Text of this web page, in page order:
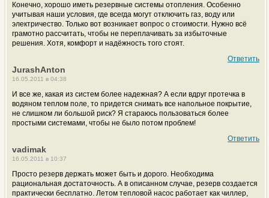
Конечно, хорошо иметь резервные системы отопления. Особенно
учитывая наши условия, где всегда могут отключить газ, воду или
электричество. Только вот возникает вопрос о стоимости. Нужно всё
грамотно рассчитать, чтобы не переплачивать за избыточные
решения. Хотя, комфорт и надёжность того стоят.
Ответить
JurashAnton
16.05.2011 в 04:38
И все же, какая из систем более надежная? А если вдруг протечка в
водяном теплом поле, то придется снимать все напольное покрытие,
не слишком ли большой риск? Я стараюсь пользоваться более
простыми системами, чтобы не было потом проблем!
Ответить
vadimak
16.05.2011 в 10:37
Просто резерв держать может быть и дорого. Необходима
рациональная достаточность. А в описанном случае, резерв создается
практически бесплатно. Летом тепловой насос работает как чиллер,